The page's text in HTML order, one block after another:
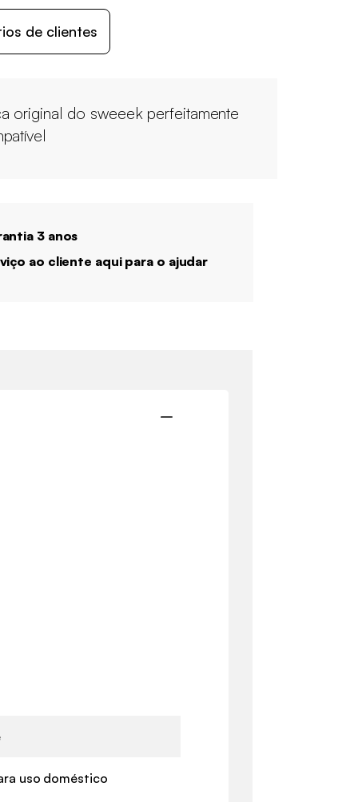
de clientes
original do sweeek perfeitamente
3 anos
ao cliente aqui para o ajudar
uso doméstico